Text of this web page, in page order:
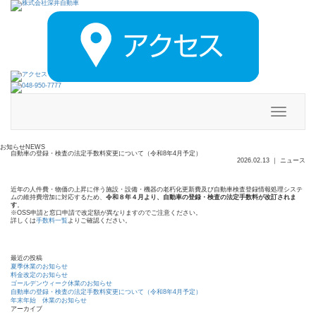
メ
ニ
お知らせNEWS
自動車の登録・検査の法定手数料変更について（令和8年4月予定）
2026.02.13 ｜ ニュース
近年の人件費・物価の上昇に伴う施設・設備・機器の老朽化更新費及び自動車検査登録情報処理システ
ムの維持費増加に対応するため、 令和８年４月より、自動車の登録・検査の法定手数料が改訂されま
す。
※OSS申請と窓口申請で改定額が異なりますのでご注意ください。
詳しくは手数料一覧よりご確認ください。
最近の投稿
夏季休業のお知らせ
料金改定のお知らせ
ゴールデンウィーク休業のお知らせ
自動車の登録・検査の法定手数料変更について（令和8年4月予定）
年末年始 休業のお知らせ
アーカイブ